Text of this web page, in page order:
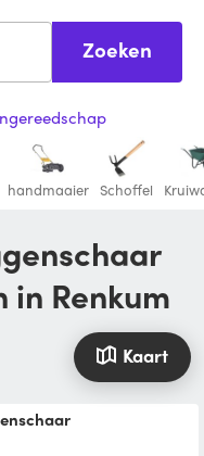
Zoeken
handmaaier Schoffel
in Renkum
Kaart